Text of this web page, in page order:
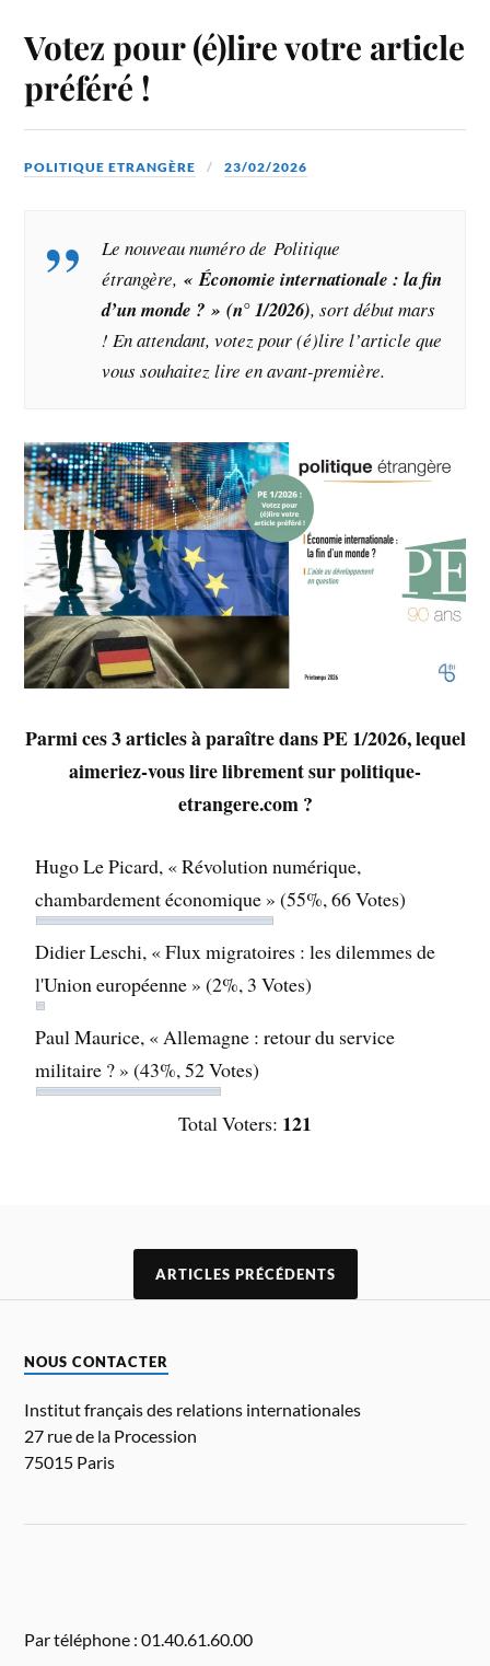
Votez pour (é)lire votre article
préféré !
POLITIQUE ETRANGÈRE 23/02/2026
Le nouveau numéro de Politique
étrangère, « Économie internationale : la fin
d’un monde ? » (n° 1/2026), sort début mars
! En attendant, votez pour (é)lire l’article que
vous souhaitez lire en avant-première.
Parmi ces 3 articles à paraître dans PE 1/2026, lequel
aimeriez-vous lire librement sur politique-
etrangere.com ?
Hugo Le Picard, « Révolution numérique,
chambardement économique »(55%, 66 Votes)
Didier Leschi, « Flux migratoires : les dilemmes de
l'Union européenne »(2%, 3 Votes)
Paul Maurice, « Allemagne : retour du service
militaire ? »(43%, 52 Votes)
Total Voters: 121
ARTICLES PRÉCÉDENTS
NOUS CONTACTER
Institut français des relations internationales
27 rue de la Procession
75015 Paris
Par téléphone : 01.40.61.60.00